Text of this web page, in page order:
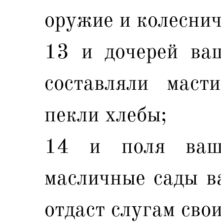
оружие и
13 и дочерей
составляли
пекли хлебы;
14 и поля
масличные сады
отдаст слугам